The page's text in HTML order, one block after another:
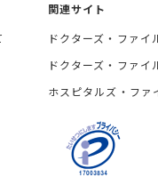
関連サイト
ドクターズ・ファイ
ドクターズ・ファイ
ホスピタルズ・ファ